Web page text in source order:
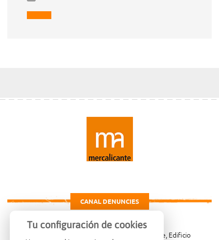
CANAL DENUNCIES
Carretera de Madrid Km. 4, 03007 Alicante, Edificio
Tu configuración de cookies